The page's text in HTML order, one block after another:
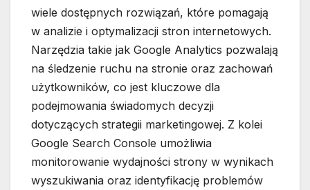
wiele dostępnych rozwiązań, które pomagają
w analizie i optymalizacji stron internetowych.
Narzędzia takie jak Google Analytics pozwalają
na śledzenie ruchu na stronie oraz zachowań
użytkowników, co jest kluczowe dla
podejmowania świadomych decyzji
dotyczących strategii marketingowej. Z kolei
Google Search Console umożliwia
monitorowanie wydajności strony w wynikach
wyszukiwania oraz identyfikację problemów